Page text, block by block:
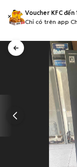
Voucher KFC đến
Chỉ có trên app